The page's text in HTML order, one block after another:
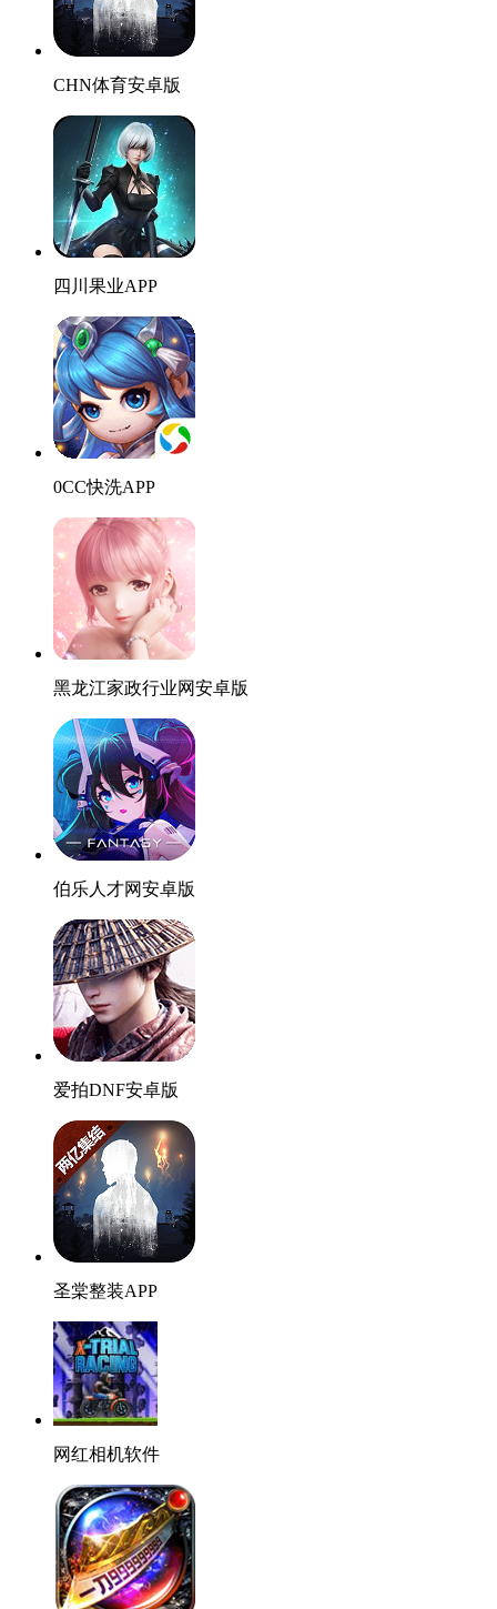
CHN体育安卓版
四川果业APP
0CC快洗APP
黑龙江家政行业网安卓版
伯乐人才网安卓版
爱拍DNF安卓版
圣棠整装APP
网红相机软件